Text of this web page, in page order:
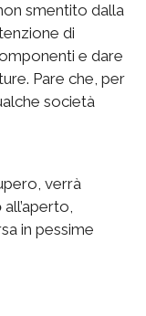
smentito dalla
di
e dare
Pare che, per
società
verrà
all’aperto,
in pessime